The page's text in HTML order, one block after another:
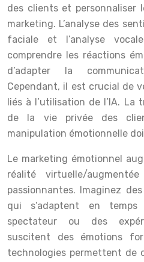
des clients et personnaliser
marketing. L’analyse des
faciale et l’analyse
comprendre les réactions
d’adapter la
Cependant, il est crucial de
liés à l’utilisation de l’IA. La
de la vie privée des
manipulation émotionnelle
Le marketing émotionnel
réalité virtuelle/
passionnantes. Imaginez
qui s’adaptent en
spectateur ou des
suscitent des émotions
technologies permettent de